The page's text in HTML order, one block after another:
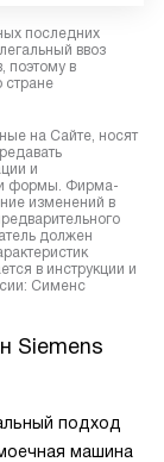
последних
ввоз
поэтому в
стране
на Сайте, носят
и
и формы. Фирма-
изменений в
должен
в инструкции и
Сименс
Siemens
подход
машина